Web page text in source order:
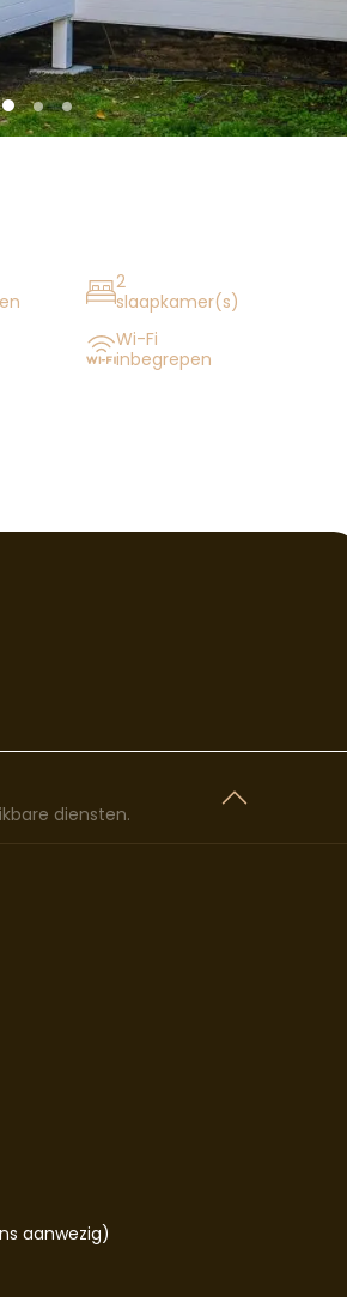
2
slaapkamer(s)
Wi-Fi
inbegrepen
diensten.
aanwezig)